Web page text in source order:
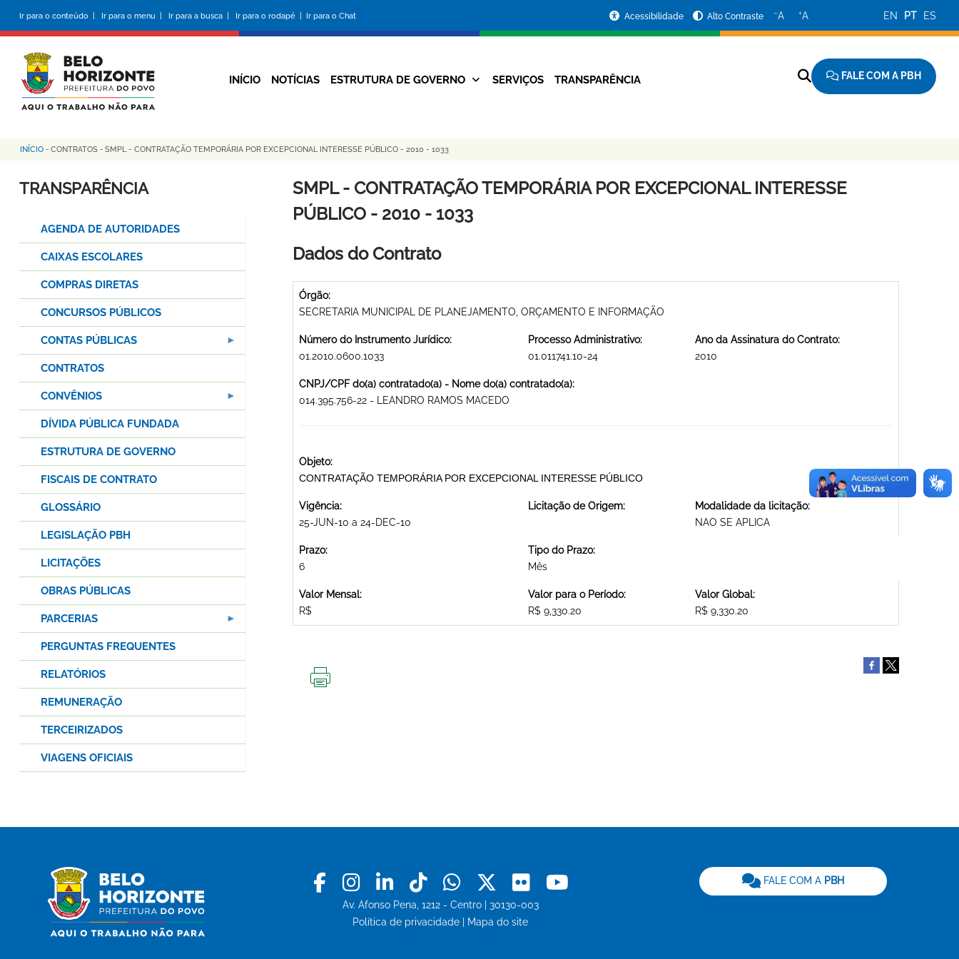
conteúdo
principal
Ir para o conteúdo | Ir para o menu | Ir para a busca | Ir para o rodapé | Ir para o Chat
da
Prefeitura
Acessibilidade Alto Contraste −A +A EN PT ES
Navegação
INÍCIO NOTÍCIAS ESTRUTURA DE GOVERNO SERVIÇOS TRANSPARÊNCIA FALE COM A PBH
Trilha
de
INÍCIO - CONTRATOS - SMPL - CONTRATAÇÃO TEMPORÁRIA POR EXCEPCIONAL INTERESSE PÚBLICO - 2010 - 1033
SMPL - CONTRATAÇÃO TEMPORÁRIA POR EXCEPCIONAL INTERESSE
PÚBLICO - 2010 - 1033
Dados do Contrato
Órgão:
SECRETARIA MUNICIPAL DE PLANEJAMENTO, ORÇAMENTO E INFORMAÇÃO
Número do Instrumento Jurídico:
01.2010.0600.1033
Processo Administrativo:
01.011741.10-24
Ano da Assinatura do Contrato:
2010
CNPJ/CPF do(a) contratado(a) - Nome do(a) contratado(a):
014.395.756-22 - LEANDRO RAMOS MACEDO
Objeto:
CONTRATAÇÃO TEMPORÁRIA POR EXCEPCIONAL INTERESSE PÚBLICO
Vigência:
25-JUN-10 a 24-DEC-10
Licitação de Origem:
Modalidade da licitação:
NAO SE APLICA
Prazo:
6
Tipo do Prazo:
Mês
Valor Mensal:
R$
Valor para o Período:
R$ 9,330.20
Valor Global:
R$ 9,330.20
TRANSPARÊNCIA
AGENDA DE AUTORIDADES
CAIXAS ESCOLARES
COMPRAS DIRETAS
CONCURSOS PÚBLICOS
CONTAS PÚBLICAS
CONTRATOS
CONVÊNIOS
DÍVIDA PÚBLICA FUNDADA
ESTRUTURA DE GOVERNO
FISCAIS DE CONTRATO
GLOSSÁRIO
LEGISLAÇÃO PBH
LICITAÇÕES
OBRAS PÚBLICAS
PARCERIAS
PERGUNTAS FREQUENTES
RELATÓRIOS
REMUNERAÇÃO
TERCEIRIZADOS
VIAGENS OFICIAIS
Facebook
Instagram
LinkedinTiktokWhatsapp
X Flickr
Av. Afonso Pena, 1212 - Centro | 30130-003
Política de privacidade
Mapa do site
FALE COM A PBH